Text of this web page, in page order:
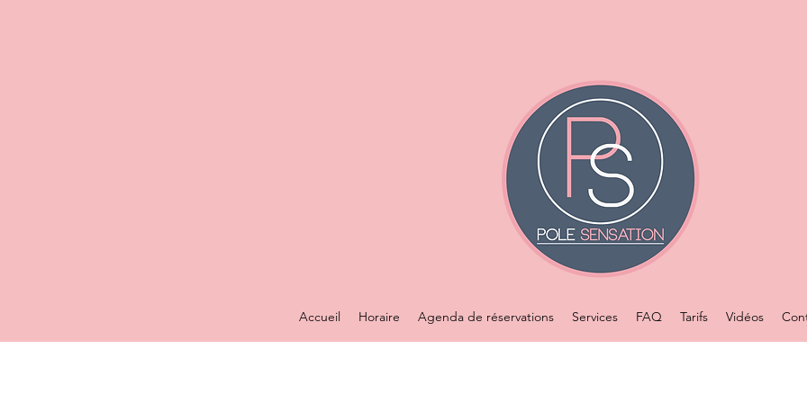
Accueil Horaire Agenda de réservations Services FAQ Tarifs Vidéos